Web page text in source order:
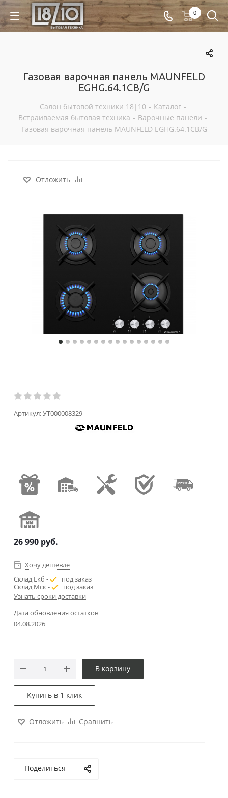
0
Газовая варочная панель MAUNFELD
EGHG.64.1CB/G
Салон бытовой техники 18|10 - Каталог -
Встраиваемая бытовая техника - Варочные панели -
Газовая варочная панель MAUNFELD EGHG.64.1CB/G
Отложить
Артикул:УТ000008329
26 990 руб.
Хочу дешевле
Склад Екб -
под заказ
Склад Мск -
под заказ
Узнать сроки доставки
Дата обновления остатков
04.08.2026
В корзину
Купить в 1 клик
Отложить Сравнить
Поделиться